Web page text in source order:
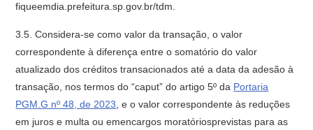
fiqueemdia.prefeitura.sp.gov.br/tdm.
3.5. Considera-se como valor da transação, o valor
correspondente à diferença entre o somatório do valor
atualizado dos créditos transacionados até a data da adesão à
transação, nos termos do “caput” do artigo 5º da Portaria
PGM.G nº 48, de 2023 , e o valor correspondente às reduções
em juros e multa ou emencargos moratóriosprevistas para as